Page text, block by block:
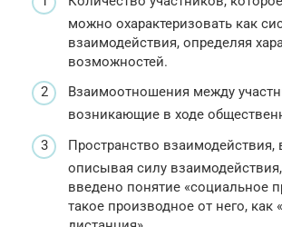
можно охарактеризовать как
взаимодействия, определяя
возможностей.
Взаимоотношения между
возникающие в ходе
Пространство взаимодействия,
описывая силу
введено понятие «социальное
такое производное от него, как